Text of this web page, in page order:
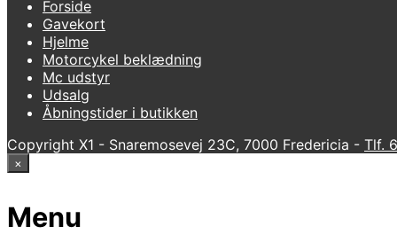
Forside
Gavekort
Hjelme
Motorcykel beklædning
Mc udstyr
Udsalg
Åbningstider i butikken
Copyright X1 - Snaremosevej 23C, 7000 Fredericia - Tlf.
×
Menu